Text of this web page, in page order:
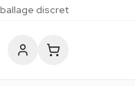
discret